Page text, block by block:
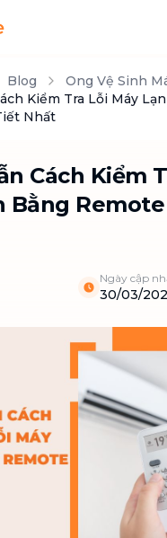
Blog
Ong Vệ Sinh
Kiểm Tra Lỗi Máy
Nhất
Cách Kiểm
Bằng
Ngày cập
30/03/